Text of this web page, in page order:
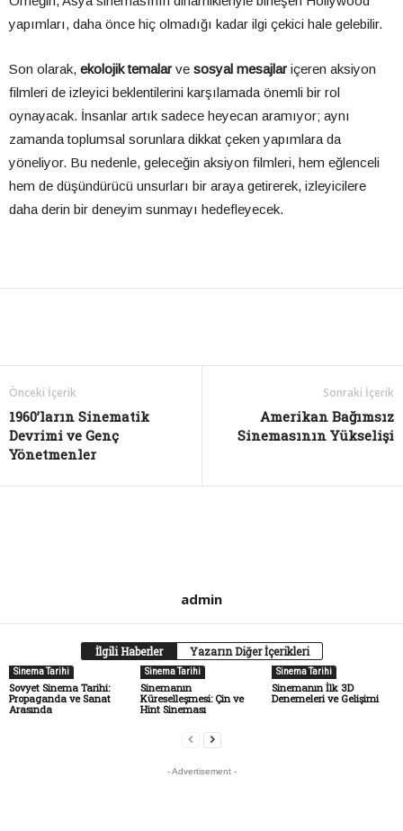
yapımları, daha önce hiç olmadığı kadar ilgi çekici hale gelebilir.
Son olarak, ekolojik temalarve sosyal mesajlariçeren aksiyon
filmleri de izleyici beklentilerini karşılamada önemli bir rol
oynayacak. İnsanlar artık sadece heyecan aramıyor; aynı
zamanda toplumsal sorunlara dikkat çeken yapımlara da
yöneliyor. Bu nedenle, geleceğin aksiyon filmleri, hem eğlenceli
hem de düşündürücü unsurları bir araya getirerek, izleyicilere
daha derin bir deneyim sunmayı hedefleyecek.
Önceki İçerik
1960’ların Sinematik
Devrimi ve Genç
Yönetmenler
Sonraki İçerik
Amerikan Bağımsız
Sinemasının Yükselişi
admin
İlgili Haberler Yazarın Diğer İçerikleri
Sinema Tarihi
Sovyet Sinema Tarihi:
Propaganda ve Sanat
Arasında
Sinema Tarihi
Sinemanın
Küreselleşmesi: Çin ve
Hint Sineması
Sinema Tarihi
Sinemanın İlk 3D
Denemeleri ve Gelişimi
- Advertisement -